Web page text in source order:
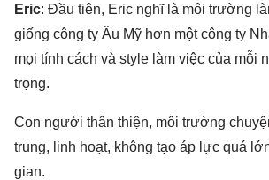
Eric: Đầu tiên, Eric nghĩ là môi trường
giống công ty Âu Mỹ hơn một công ty
mọi tính cách và style làm việc của mỗi
trọng.
Con người thân thiện, môi trường
trung, linh hoạt, không tạo áp lực quá
gian.